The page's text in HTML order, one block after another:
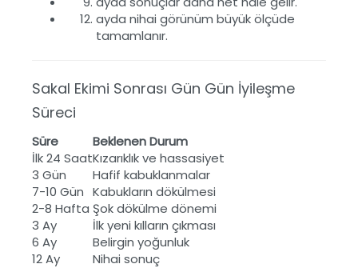
ayda nihai görünüm büyük ölçüde
tamamlanır.
Sakal Ekimi Sonrası Gün Gün İyileşme
Süreci
Süre
Beklenen Durum
İlk 24 SaatKızarıklık ve hassasiyet
3 Gün
Hafif kabuklanmalar
7-10 Gün Kabukların dökülmesi
2-8 Hafta Şok dökülme dönemi
3 Ay
İlk yeni kılların çıkması
6 Ay
Belirgin yoğunluk
12 Ay
Nihai sonuç